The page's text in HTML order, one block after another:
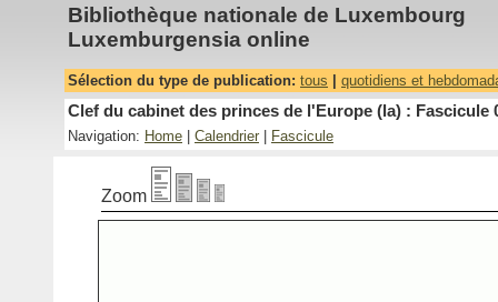
Bibliothèque nationale de Luxembourg
Luxemburgensia online
Sélection du type de publication: tous quotidiens et
Clef du cabinet des princes de l'Europe (la) : Fascicule
Navigation: Home Calendrier Fascicule
Zoom